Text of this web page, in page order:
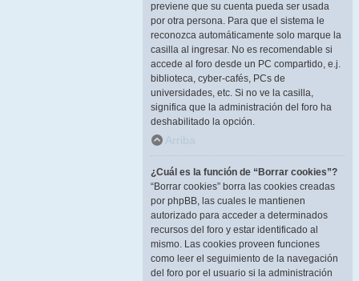
previene que su cuenta pueda ser usada
por otra persona. Para que el sistema le
reconozca automáticamente solo marque la
casilla al ingresar. No es recomendable si
accede al foro desde un PC compartido, e.j.
biblioteca, cyber-cafés, PCs de
universidades, etc. Si no ve la casilla,
significa que la administración del foro ha
deshabilitado la opción.
Arriba
¿Cuál es la función de “Borrar cookies”?
“Borrar cookies” borra las cookies creadas
por phpBB, las cuales le mantienen
autorizado para acceder a determinados
recursos del foro y estar identificado al
mismo. Las cookies proveen funciones
como leer el seguimiento de la navegación
del foro por el usuario si la administración